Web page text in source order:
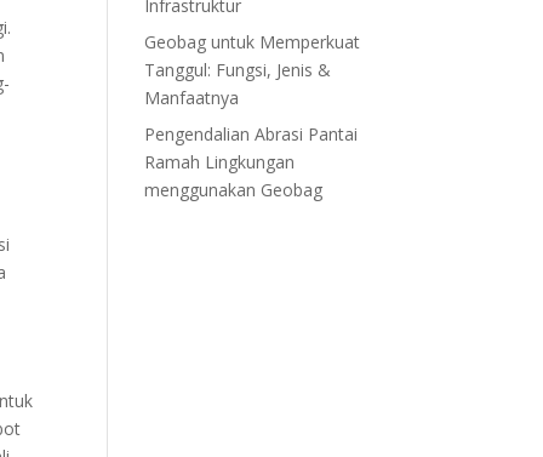
Infrastruktur
Geobag untuk Memperkuat
Tanggul: Fungsi, Jenis &
Manfaatnya
Pengendalian Abrasi Pantai
Ramah Lingkungan
menggunakan Geobag